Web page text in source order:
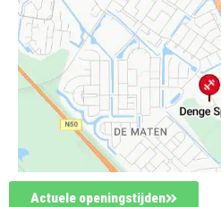
Actuele openingstijden